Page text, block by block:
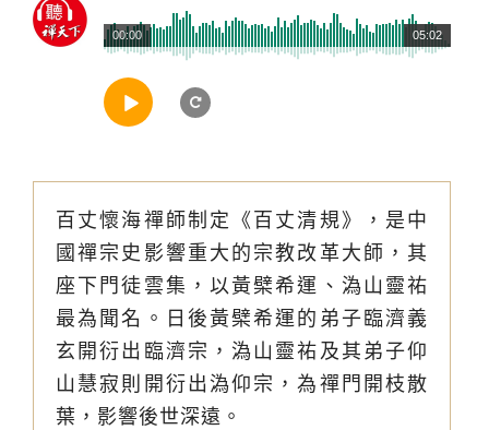
05:02
00:00
百丈懷海禪師制定《百丈清規》，是中
國禪宗史影響重大的宗教改革大師，其
座下門徒雲集，以黃檗希運、溈山靈祐
最為聞名。日後黃檗希運的弟子臨濟義
玄開衍出臨濟宗，溈山靈祐及其弟子仰
山慧寂則開衍出溈仰宗，為禪門開枝散
葉，影響後世深遠。